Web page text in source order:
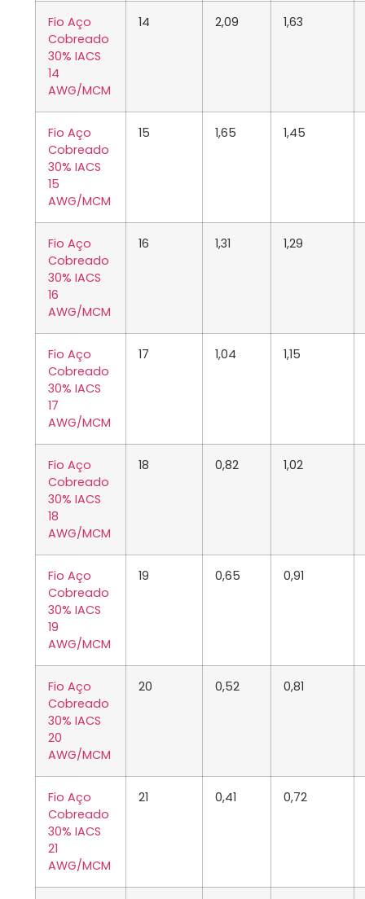
Fio Aço
Cobreado
30% IACS
14
AWG/MCM
14 2,09 1,63
Fio Aço
Cobreado
30% IACS
15
AWG/MCM
15 1,65 1,45
Fio Aço
Cobreado
30% IACS
16
AWG/MCM
16 1,31 1,29
Fio Aço
Cobreado
30% IACS
17
AWG/MCM
17 1,04 1,15
Fio Aço
Cobreado
30% IACS
18
AWG/MCM
18 0,82 1,02
Fio Aço
Cobreado
30% IACS
19
AWG/MCM
19 0,65 0,91
Fio Aço
Cobreado
30% IACS
20
AWG/MCM
20 0,52 0,81
Fio Aço
Cobreado
30% IACS
21
AWG/MCM
21 0,41 0,72